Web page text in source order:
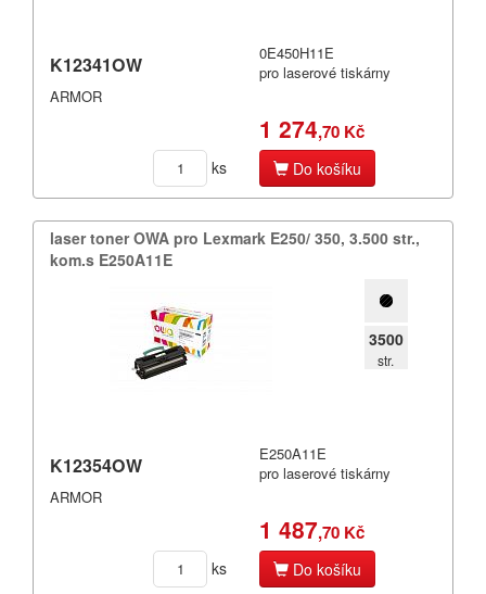
K12341OW
ARMOR
0E450H11E
pro laserové tiskárny
1 274,70 Kč
ks Do košíku
laser toner OWA pro Lexmark E250/​ 350,​ 3.​500 str.​,​
kom.​s E250A11E
3500
str.
K12354OW
ARMOR
E250A11E
pro laserové tiskárny
1 487,70 Kč
ks Do košíku